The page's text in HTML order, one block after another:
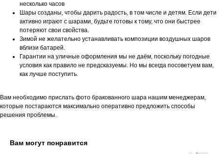
несколько часов
Шары созданы, чтобы дарить радость, в том числе и детям. Если дети
активно играют с шарами, будьте готовы к тому, что они быстрее
потеряют свои свойства.
Зимой не желательно устанавливать композиции воздушных шаров
вблизи батарей.
Гарантии на уличные оформления мы не даём, поскольку погодные
условия как правило не предсказуемы. Но мы всегда посоветуем вам,
как лучше поступить.
Вам необходимо прислать фото бракованного шара нашим менеджерам,
которые постараются максимально оперативно предложить способы
решения проблемы.
Вам могут понравится